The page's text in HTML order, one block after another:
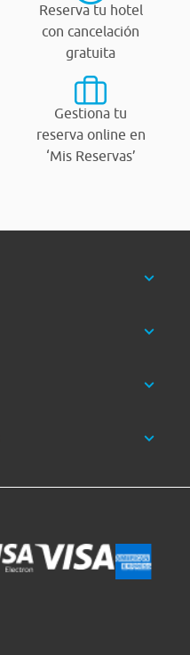
Reserva tu hotel
con cancelación
gratuita
Gestiona tu
reserva online en
‘Mis Reservas’